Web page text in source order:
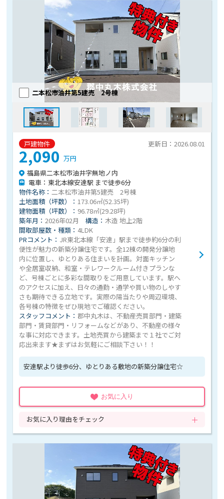
戸建物件
二本松市油井第5建売 2号棟
更新日：2026.08.01
2,090万円
福島県二本松市油井字無地ノ内
電車：東北本線安達駅 まで徒歩6分
物件名称：二本松市油井第5建売 2号棟
土地面積（坪数）：173.06㎡(52.35坪)
建物面積（坪数）： 96.78㎡(29.28坪)
築年月：2026年02月 構造：木造 地上2階
間取部屋数・種類： 4LDK
PRコメント： JR東北本線「安達」駅まで徒歩約6分の利
便性が魅力の新築分譲住宅です。全12棟の開発分譲地
内に位置し、ゆとりある住まいを計画。対面キッチン
や全居室収納、和室・テレワークルーム付きプランな
ど、号棟ごとに多彩な間取りをご用意しています。駅へ
のアクセスに加え、日々の通勤・通学や買い物のしやす
さも期待できる立地です。実際の陽当たりや周辺環境、
各号棟の特徴をぜひ現地でご確認ください。
スタッフコメント：郡中丸木は、不動産売買部門・建築
部門・賃貸部門・リフォームなどがあり、不動産の様々
な事に対応できます。土地売買から建築まで１社でご対
応出来ます★まずはお気軽にご相談下さい！！
安達駅より徒歩6分、ゆとりある敷地の新築分譲住宅☆
お気に入り
お気に入り理由をチェック